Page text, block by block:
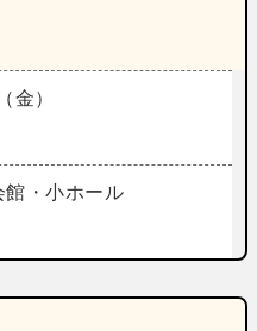
金）
館・小ホール